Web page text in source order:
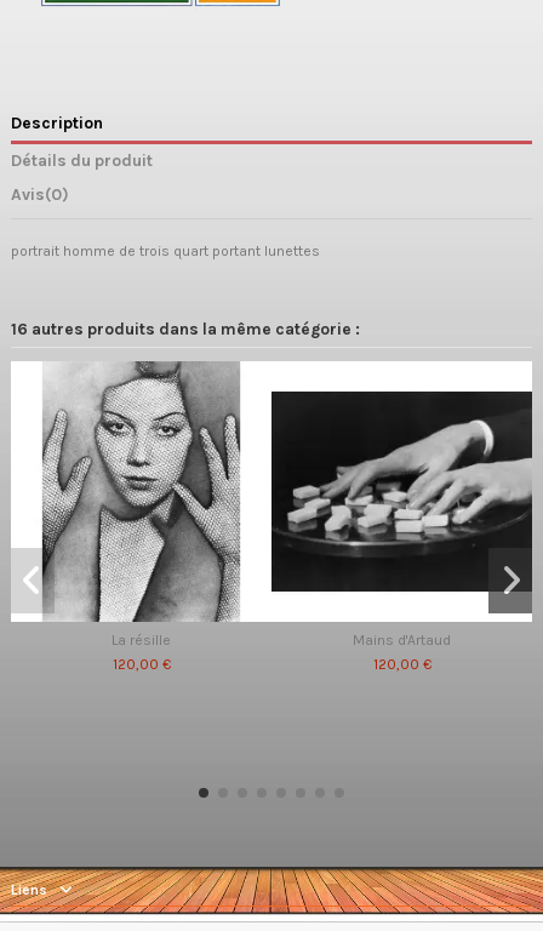
Description
Détails du produit
Avis(0)
portrait homme de trois quart portant lunettes
16 autres produits dans la même catégorie :
La résille
120,00 €
Mains d'Artaud
120,00 €
Liens